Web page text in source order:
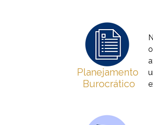
Planejamento
Burocrático